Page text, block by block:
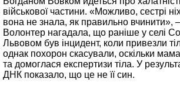
військової частини. «Можливо, сестрі
вона не знала, як правильно вчинити»,
Волонтер нагадала, що раніше у селі
Львовом був інцидент, коли привезли
однак похорон скасували, оскільки
та домоглася експертизи тіла. У
ДНК показало, що це не її син.